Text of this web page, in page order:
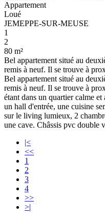
Appartement
Loué
JEMEPPE-SUR-MEUSE
1
2
80 m²
Bel appartement situé au
remis à neuf. Il se trouve à
Bel appartement situé au
remis à neuf. Il se trouve à
étant dans un quartier calme
un hall d'entrée, une cuisine
sur le living lumieux, 2
une cave. Châssis pvc double
|<
<<
1
2
3
4
>>
>|